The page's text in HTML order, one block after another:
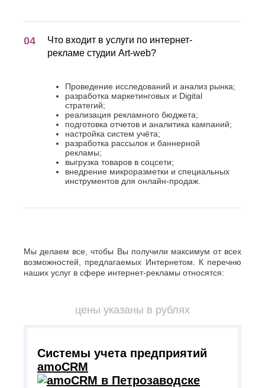
Что входит в услуги по интернет-
рекламе студии Art-web?
Проведение исследований и анализ рынка;
разработка маркетинговых и Digital
стратегий;
реализация рекламного бюджета;
подготовка отчетов и аналитика кампаний;
настройка систем учёта;
разработка рассылок и баннерной
рекламы;
выгрузка товаров в соцсети;
внедрение микроразметки и специальных
инструментов для онлайн-продаж.
Мы делаем все, чтобы Вы получили максимум от всех
возможностей, предлагаемых Интернетом. К перечню
наших услуг в сфере интернет-рекламы относятся:
цены указаны в рублях
Системы учета предприятий
amoCRM